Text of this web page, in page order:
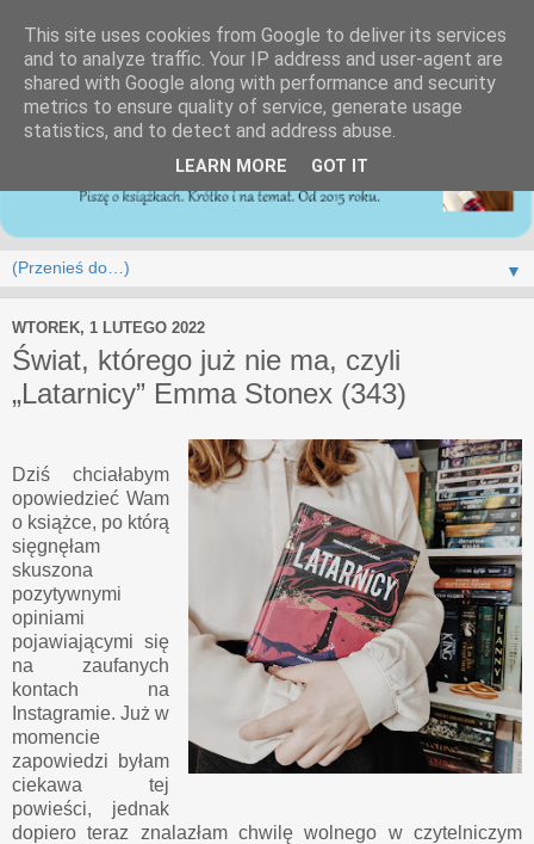
▼
WTOREK, 1 LUTEGO 2022
Świat, którego już nie ma, czyli
„Latarnicy” Emma Stonex (343)
Dziś chciałabym
opowiedzieć Wam
o książce, po którą
sięgnęłam
skuszona
pozytywnymi
opiniami
pojawiającymi się
na zaufanych
kontach na
Instagramie. Już w
momencie
zapowiedzi byłam
ciekawa tej
powieści, jednak
dopiero teraz znalazłam chwilę wolnego w czytelniczym
This site uses cookies from Google to deliver its services
and to analyze traffic. Your IP address and user-agent are
shared with Google along with performance and security
metrics to ensure quality of service, generate usage
statistics, and to detect and address abuse.
LEARN MORE GOT IT